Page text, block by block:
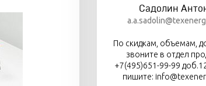
Садолин
По скидкам, объемам,
звоните в отдел
+7(495)651-99-99
пишите: